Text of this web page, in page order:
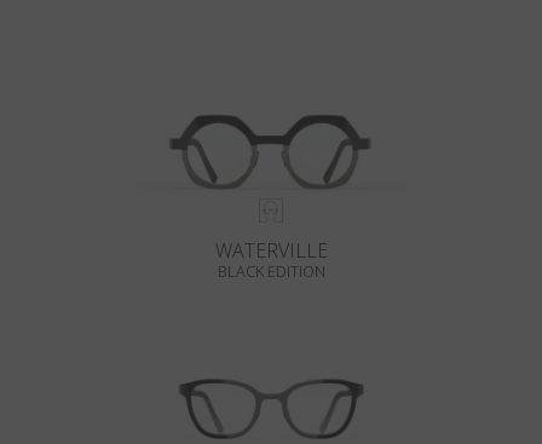
WATERVILLE
BLACK EDITION